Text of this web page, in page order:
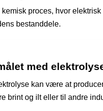
proces, hvor
bestanddele.
med
kan være at
brint og ilt eller til andre